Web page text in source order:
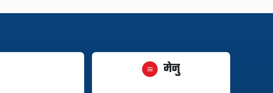
मेनु